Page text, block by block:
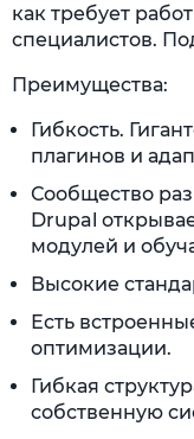
как требует
специалистов.
Преимущества:
Гибкость.
плагинов и
Сообщество
Drupal
модулей и
Высокие
Есть
оптимизации.
Гибкая
собственную